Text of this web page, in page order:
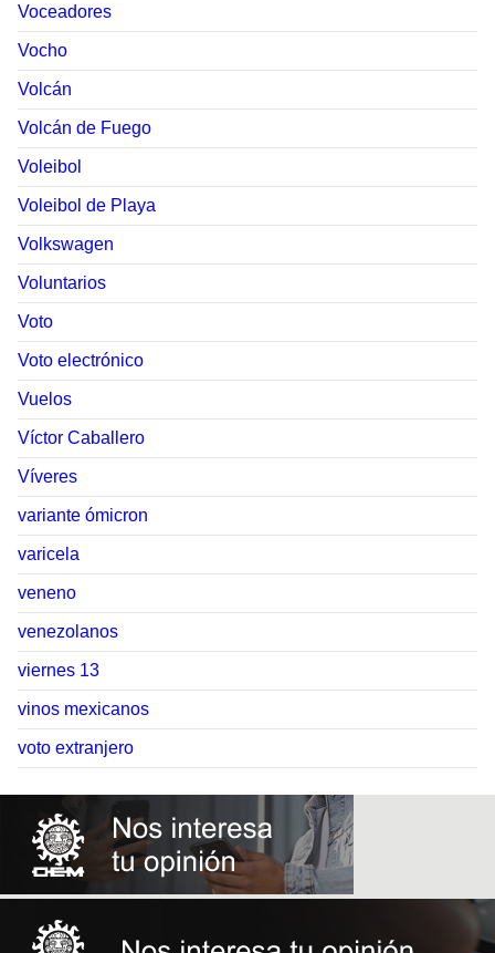
Voceadores
Vocho
Volcán
Volcán de Fuego
Voleibol
Voleibol de Playa
Volkswagen
Voluntarios
Voto
Voto electrónico
Vuelos
Víctor Caballero
Víveres
variante ómicron
varicela
veneno
venezolanos
viernes 13
vinos mexicanos
voto extranjero